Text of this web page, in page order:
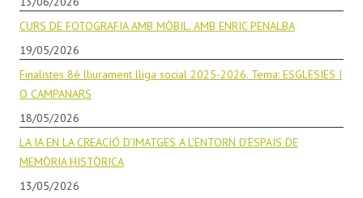
CURS DE FOTOGRAFIA AMB MÒBIL. AMB ENRIC PENALBA
19/05/2026
Finalistes 8è lliurament lliga social 2025-2026. Tema: ESGLESIES I
O CAMPANARS
18/05/2026
LA IA EN LA CREACIÓ D’IMATGES A L’ENTORN D’ESPAIS DE
MEMÒRIA HISTÒRICA
13/05/2026